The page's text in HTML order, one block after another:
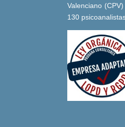
Valenciano
130